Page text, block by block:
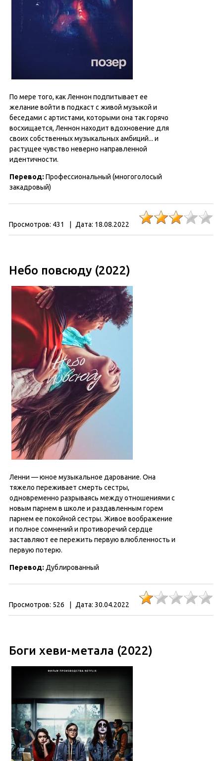
По мере того, как Леннон подпитывает ее
желание войти в подкаст с живой музыкой и
беседами с артистами, которыми она так горячо
восхищается, Леннон находит вдохновение для
своих собственных музыкальных амбиций... и
растущее чувство неверно направленной
идентичности.
Перевод: Профессиональный (многоголосый
закадровый)
Просмотров: 431 Дата: 18.08.2022
Небо повсюду (2022)
Ленни — юное музыкальное дарование. Она
тяжело переживает смерть сестры,
одновременно разрываясь между отношениями с
новым парнем в школе и раздавленным горем
парнем ее покойной сестры. Живое воображение
и полное сомнений и противоречий сердце
заставляют ее пережить первую влюбленность и
первую потерю.
Перевод: Дублированный
Просмотров: 526 Дата: 30.04.2022
Боги хеви-метала (2022)